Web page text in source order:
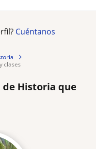
Cuéntanos
clases
Historia que